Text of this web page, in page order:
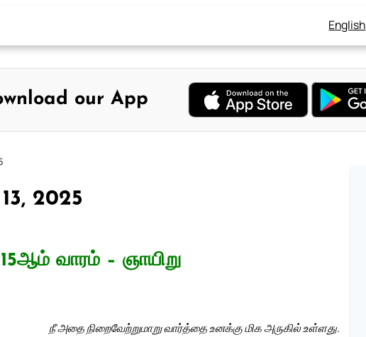
English
our App
2025
வாரம் – ஞாயிறு
நீ அதை நிறைவேற்றுமாறு வார்த்தை உனக்கு மிக அருகில் உள்ளது.